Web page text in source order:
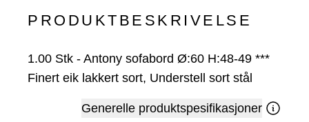
PRODUKTBESKRIVELSE
1.00 Stk - Antony sofabord Ø:60 H:48-49 ***
Finert eik lakkert sort, Understell sort stål
Generelle produktspesifikasjoner